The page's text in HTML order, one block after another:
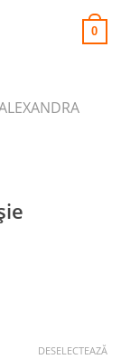
0
DESELECTEAZĂ